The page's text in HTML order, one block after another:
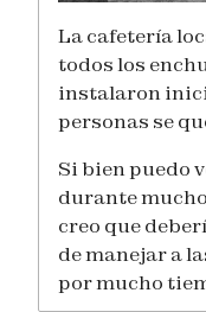
La cafetería
todos los
instalaron
personas se
Si bien puedo
durante
creo que
de manejar a
por mucho